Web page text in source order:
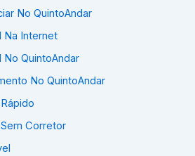
No QuintoAndar
Na Internet
QuintoAndar
No QuintoAndar
Corretor